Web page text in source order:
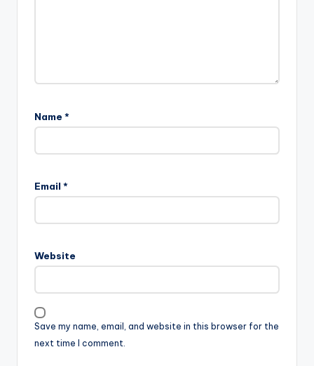
Name *
Email *
Website
Save my name, email, and website in this browser for the
next time I comment.